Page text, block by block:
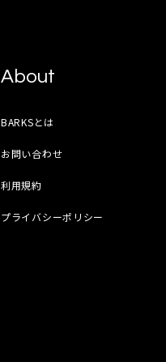
About
BARKSとは
お問い合わせ
利用規約
プライバシーポリシー